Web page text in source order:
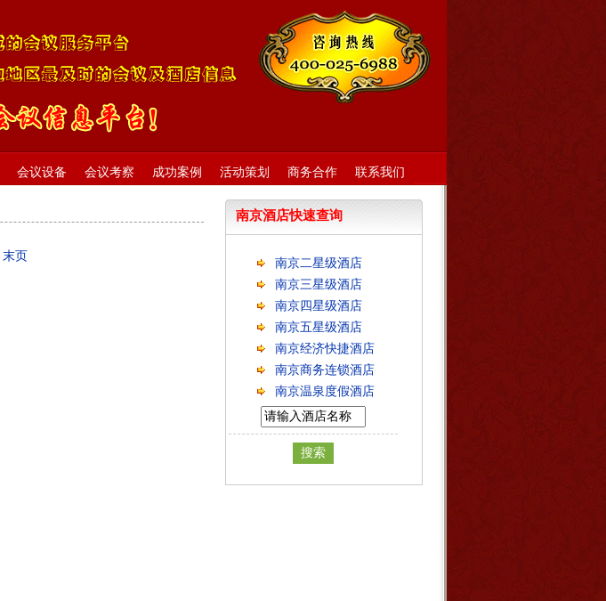
会议设备 会议考察 成功案例 活动策划 商务合作 联系我们
末页
南京酒店快速查询
南京二星级酒店
南京三星级酒店
南京四星级酒店
南京五星级酒店
南京经济快捷酒店
南京商务连锁酒店
南京温泉度假酒店